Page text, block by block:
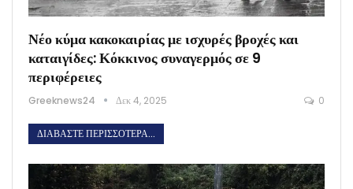
Νέο κύμα κακοκαιρίας με ισχυρές βροχές και
καταιγίδες: Κόκκινος συναγερμός σε 9
περιφέρειες
Greeknews24 Δεκ 4, 2025 0
ΔΙΑΒΆΣΤΕ ΠΕΡΙΣΣΌΤΕΡΑ...